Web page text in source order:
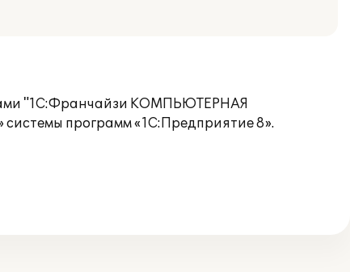
"1С:Франчайзи КОМПЬЮТЕРНАЯ
программ «1С:Предприятие 8».